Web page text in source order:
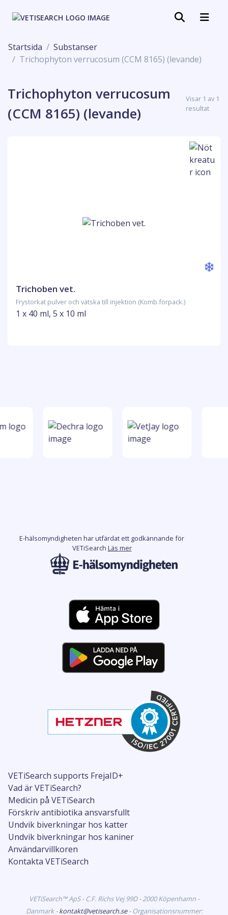
Startsida
Substanser
Trichophyton verrucosum (CCM 8165) (levande)
Trichophyton verrucosum
(CCM 8165) (levande)
Visar 1 av 1
resultat
Trichoben vet.
Frystorkat pulver och vätska till injektion (Komb.förpack.)
1 x 40 ml, 5 x 10 ml
VETiSearch supports FrejaID+
Vad är VETiSearch?
Medicin på VETiSearch
Förskriv antibiotika ansvarsfullt
Undvik biverkningar hos katter
Undvik biverkningar hos kaniner
Användarvillkoren
Kontakta VETiSearch
E-hälsomyndigheten har utfärdat ett godkännande för
VETiSearch Läs mer
VETiSearch™ ApS - C.F. Richs Vej 99D - 2000 Köpenhamn -
Danmark -kontakt@vetisearch.se- Organisationsnummer: